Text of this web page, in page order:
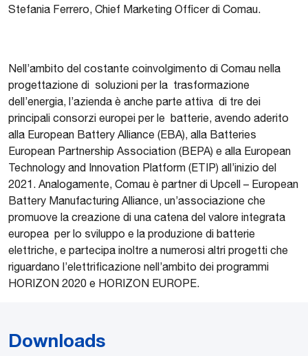
Stefania Ferrero, Chief Marketing Officer di Comau.
Nell’ambito del costante coinvolgimento di Comau nella
progettazione di soluzioni per la trasformazione
dell’energia, l’azienda è anche parte attiva di tre dei
principali consorzi europei per le batterie, avendo aderito
alla European Battery Alliance (EBA), alla Batteries
European Partnership Association (BEPA) e alla European
Technology and Innovation Platform (ETIP) all’inizio del
2021. Analogamente, Comau è partner di Upcell – European
Battery Manufacturing Alliance, un’associazione che
promuove la creazione di una catena del valore integrata
europea per lo sviluppo e la produzione di batterie
elettriche, e partecipa inoltre a numerosi altri progetti che
riguardano l’elettrificazione nell’ambito dei programmi
HORIZON 2020 e HORIZON EUROPE.
Downloads